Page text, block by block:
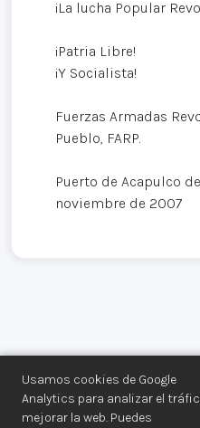
Usamos cookies de Google
Analytics para analizar el
mejorar la web. Puedes
¡La lucha Popular
¡Patria Libre!
¡Y Socialista!
Fuerzas Armadas
Pueblo, FARP.
Puerto de Acapulco
noviembre de 2007
Centro de Documentación de